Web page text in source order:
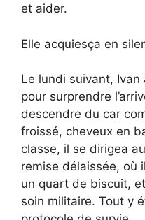
et aider.
Elle acquiesça en
Le lundi suivant,
pour surprendre
descendre du car
froissé, cheveux en
classe, il se dirigea
remise délaissée, où
un quart de biscuit,
soin militaire. Tout y